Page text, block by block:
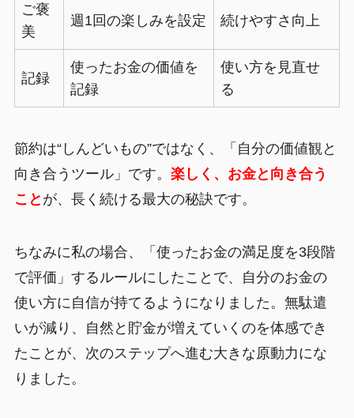
ご褒
美
週1回の楽しみを設定 続けやすさ向上
記録
使ったお金の価値を
記録
使い方を見直せ
る
節約は“しんどいもの”ではなく、「自分の価値観と
向き合うツール」です。 楽しく、お金と向き合う
こと が、長く続ける最大の秘訣です。
ちなみに私の場合、「使ったお金の満足度を3段階
で評価」するルールにしたことで、自分のお金の
使い方に自信が持てるようになりました。無駄遣
いが減り、自然と貯金が増えていくのを体感でき
たことが、次のステップへ進む大きな原動力にな
りました。